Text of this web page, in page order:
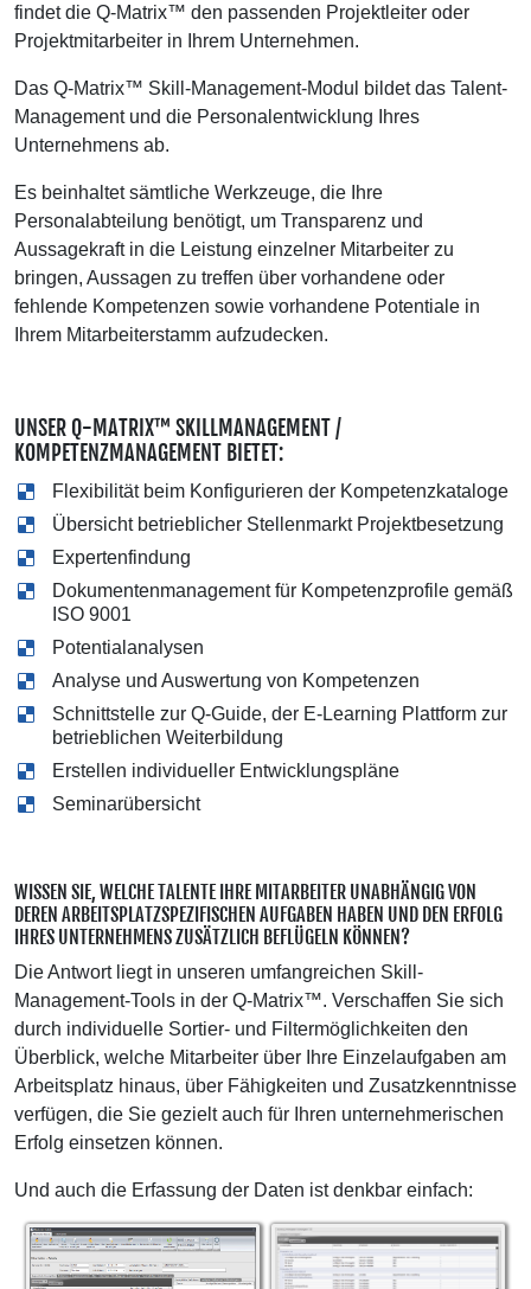
findet die Q-Matrix™ den passenden Projektleiter oder
Projektmitarbeiter in Ihrem Unternehmen.
Das Q-Matrix™ Skill-Management-Modul bildet das Talent-
Management und die Personalentwicklung Ihres
Unternehmens ab.
Es beinhaltet sämtliche Werkzeuge, die Ihre
Personalabteilung benötigt, um Transparenz und
Aussagekraft in die Leistung einzelner Mitarbeiter zu
bringen, Aussagen zu treffen über vorhandene oder
fehlende Kompetenzen sowie vorhandene Potentiale in
Ihrem Mitarbeiterstamm aufzudecken.
UNSER Q-MATRIX™ SKILLMANAGEMENT /
KOMPETENZMANAGEMENT BIETET:
Flexibilität beim Konfigurieren der Kompetenzkataloge
Übersicht betrieblicher Stellenmarkt Projektbesetzung
Expertenfindung
Dokumentenmanagement für Kompetenzprofile gemäß
ISO 9001
Potentialanalysen
Analyse und Auswertung von Kompetenzen
Schnittstelle zur Q-Guide, der E-Learning Plattform zur
betrieblichen Weiterbildung
Erstellen individueller Entwicklungspläne
Seminarübersicht
WISSEN SIE, WELCHE TALENTE IHRE MITARBEITER UNABHÄNGIG VON
DEREN ARBEITSPLATZSPEZIFISCHEN AUFGABEN HABEN UND DEN ERFOLG
IHRES UNTERNEHMENS ZUSÄTZLICH BEFLÜGELN KÖNNEN?
Die Antwort liegt in unseren umfangreichen Skill-
Management-Tools in der Q-Matrix™. Verschaffen Sie sich
durch individuelle Sortier- und Filtermöglichkeiten den
Überblick, welche Mitarbeiter über Ihre Einzelaufgaben am
Arbeitsplatz hinaus, über Fähigkeiten und Zusatzkenntnisse
verfügen, die Sie gezielt auch für Ihren unternehmerischen
Erfolg einsetzen können.
Und auch die Erfassung der Daten ist denkbar einfach: